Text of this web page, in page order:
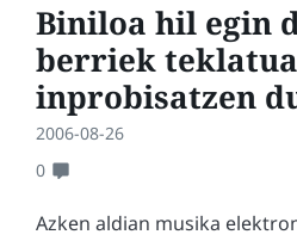
Biniloa hil egin
berriek
inprobisatzen
2006-08-26
0
Azken aldian musika